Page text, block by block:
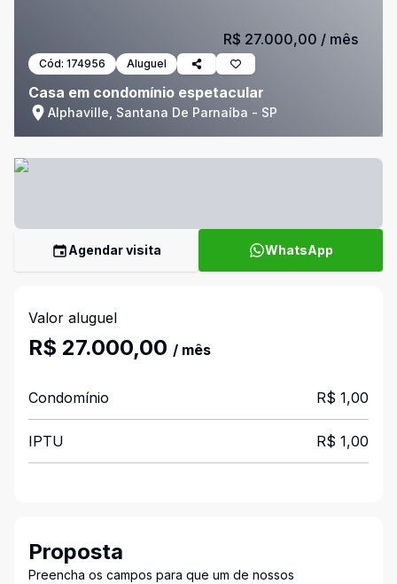
Cód: 174956 Aluguel
Casa em condomínio espetacular
Alphaville, Santana De Parnaíba - SP
R$ 27.000,00 / mês
Agendar visita WhatsApp
Valor aluguel
R$ 27.000,00 / mês
Condomínio R$ 1,00
IPTU R$ 1,00
Proposta
Preencha os campos para que um de nossos